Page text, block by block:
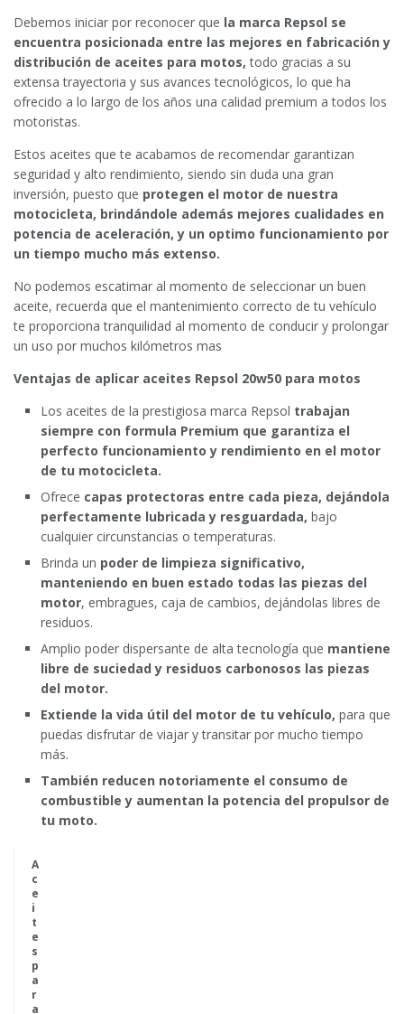
Debemos iniciar por reconocer que la marca Repsol se
encuentra posicionada entre las mejores en fabricación y
distribución de aceites para motos, todo gracias a su
extensa trayectoria y sus avances tecnológicos, lo que ha
ofrecido a lo largo de los años una calidad premium a todos los
motoristas.
Estos aceites que te acabamos de recomendar garantizan
seguridad y alto rendimiento, siendo sin duda una gran
inversión, puesto que protegen el motor de nuestra
motocicleta, brindándole además mejores cualidades en
potencia de aceleración, y un optimo funcionamiento por
un tiempo mucho más extenso.
No podemos escatimar al momento de seleccionar un buen
aceite, recuerda que el mantenimiento correcto de tu vehículo
te proporciona tranquilidad al momento de conducir y prolongar
un uso por muchos kilómetros mas
Ventajas de aplicar aceites Repsol 20w50 para motos
Los aceites de la prestigiosa marca Repsol trabajan
siempre con formula Premium que garantiza el
perfecto funcionamiento y rendimiento en el motor
de tu motocicleta.
Ofrece capas protectoras entre cada pieza, dejándola
perfectamente lubricada y resguardada, bajo
cualquier circunstancias o temperaturas.
Brinda un poder de limpieza significativo,
manteniendo en buen estado todas las piezas del
motor, embragues, caja de cambios, dejándolas libres de
residuos.
Amplio poder dispersante de alta tecnología que mantiene
libre de suciedad y residuos carbonosos las piezas
del motor.
Extiende la vida útil del motor de tu vehículo, para que
puedas disfrutar de viajar y transitar por mucho tiempo
más.
También reducen notoriamente el consumo de
combustible y aumentan la potencia del propulsor de
tu moto.
A
c
e
i
t
e
s
p
a
r
a